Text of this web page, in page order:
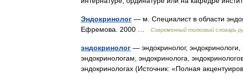
Эндокринолог — м. Специалист в области
Ефремова. 2000 …
Современный толковый словарь
эндокринолог — эндокринолог, эндокринологи,
эндокринологам, эндокринолога,
эндокринологах (Источник: «Полная